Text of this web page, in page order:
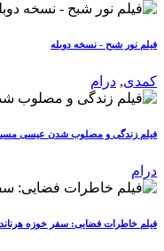
فیلم نور شبح - نسخه دوبله
کمدی, درام
فیلم زندگی و مصلوب شدن عیسی
درام
فیلم خاطرات فضایی: سفر خوزه